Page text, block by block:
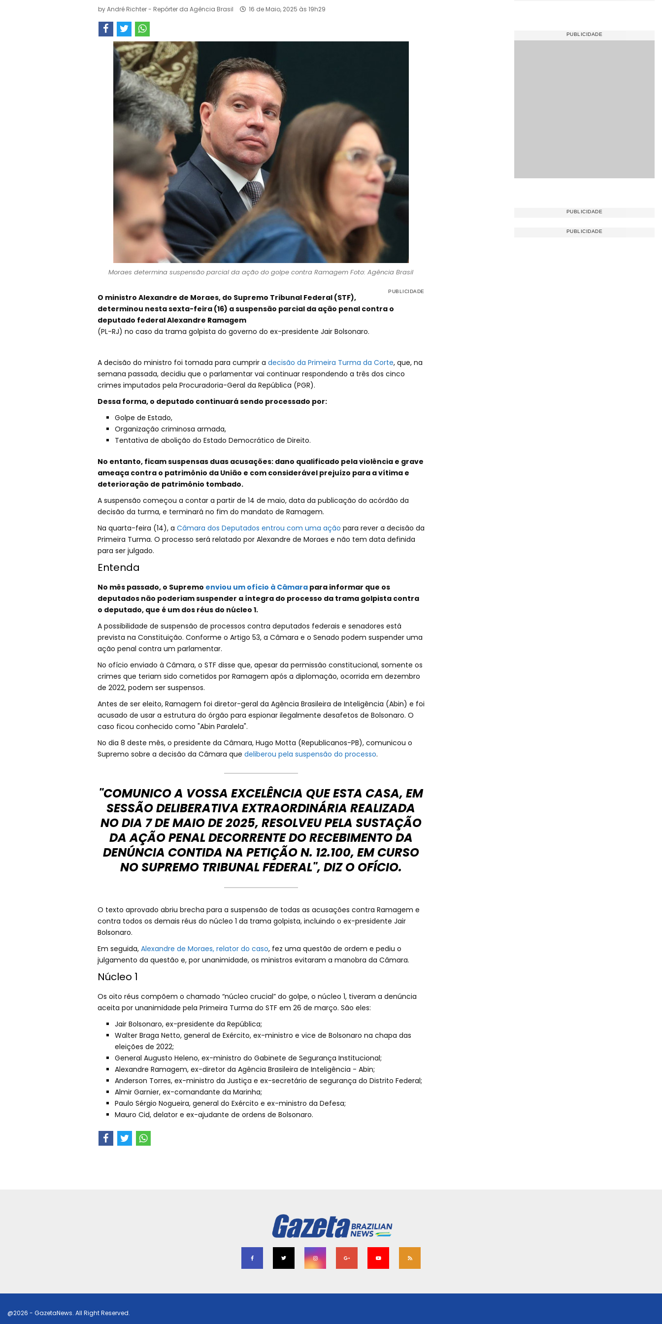
byAndré Richter - Repórter da Agência Brasil 16 de Maio, 2025 às 19h29
Moraes determina suspensão parcial da ação do golpe contra Ramagem Foto: Agência Brasil
O ministro Alexandre de Moraes, do Supremo Tribunal Federal (STF),
determinou nesta sexta-feira (16) a suspensão parcial da ação penal contra o
deputado federal Alexandre Ramagem
(PL-RJ) no caso da trama golpista do governo do ex-presidente Jair Bolsonaro.
A decisão do ministro foi tomada para cumprir a decisão da Primeira Turma da Corte, que, na
semana passada, decidiu que o parlamentar vai continuar respondendo a três dos cinco
crimes imputados pela Procuradoria-Geral da República (PGR).
Dessa forma, o deputado continuará sendo processado por:
Golpe de Estado,
Organização criminosa armada,
Tentativa de abolição do Estado Democrático de Direito.
No entanto, ficam suspensas duas acusações: dano qualificado pela violência e grave
ameaça contra o patrimônio da União e com considerável prejuízo para a vítima e
deterioração de patrimônio tombado.
A suspensão começou a contar a partir de 14 de maio, data da publicação do acórdão da
decisão da turma, e terminará no fim do mandato de Ramagem.
Na quarta-feira (14), a Câmara dos Deputados entrou com uma ação para rever a decisão da
Primeira Turma. O processo será relatado por Alexandre de Moraes e não tem data definida
para ser julgado.
Entenda
No mês passado, o Supremo enviou um ofício à Câmarapara informar que os
deputados não poderiam suspender a íntegra do processo da trama golpista contra
o deputado, que é um dos réus do núcleo 1.
A possibilidade de suspensão de processos contra deputados federais e senadores está
prevista na Constituição. Conforme o Artigo 53, a Câmara e o Senado podem suspender uma
ação penal contra um parlamentar.
No ofício enviado à Câmara, o STF disse que, apesar da permissão constitucional, somente os
crimes que teriam sido cometidos por Ramagem após a diplomação, ocorrida em dezembro
de 2022, podem ser suspensos.
Antes de ser eleito, Ramagem foi diretor-geral da Agência Brasileira de Inteligência (Abin) e foi
acusado de usar a estrutura do órgão para espionar ilegalmente desafetos de Bolsonaro. O
caso ficou conhecido como "Abin Paralela".
No dia 8 deste mês, o presidente da Câmara, Hugo Motta (Republicanos-PB), comunicou o
Supremo sobre a decisão da Câmara que deliberou pela suspensão do processo.
"COMUNICO A VOSSA EXCELÊNCIA QUE ESTA CASA, EM
SESSÃO DELIBERATIVA EXTRAORDINÁRIA REALIZADA
NO DIA 7 DE MAIO DE 2025, RESOLVEU PELA SUSTAÇÃO
DA AÇÃO PENAL DECORRENTE DO RECEBIMENTO DA
DENÚNCIA CONTIDA NA PETIÇÃO N. 12.100, EM CURSO
NO SUPREMO TRIBUNAL FEDERAL", DIZ O OFÍCIO.
O texto aprovado abriu brecha para a suspensão de todas as acusações contra Ramagem e
contra todos os demais réus do núcleo 1 da trama golpista, incluindo o ex-presidente Jair
Bolsonaro.
Em seguida, Alexandre de Moraes, relator do caso, fez uma questão de ordem e pediu o
julgamento da questão e, por unanimidade, os ministros evitaram a manobra da Câmara.
Núcleo 1
Os oito réus compõem o chamado “núcleo crucial” do golpe, o núcleo 1, tiveram a denúncia
aceita por unanimidade pela Primeira Turma do STF em 26 de março. São eles:
Jair Bolsonaro, ex-presidente da República;
Walter Braga Netto, general de Exército, ex-ministro e vice de Bolsonaro na chapa das
eleições de 2022;
General Augusto Heleno, ex-ministro do Gabinete de Segurança Institucional;
Alexandre Ramagem, ex-diretor da Agência Brasileira de Inteligência - Abin;
Anderson Torres, ex-ministro da Justiça e ex-secretário de segurança do Distrito Federal;
Almir Garnier, ex-comandante da Marinha;
Paulo Sérgio Nogueira, general do Exército e ex-ministro da Defesa;
Mauro Cid, delator e ex-ajudante de ordens de Bolsonaro.
@2026 - GazetaNews. All Right Reserved.